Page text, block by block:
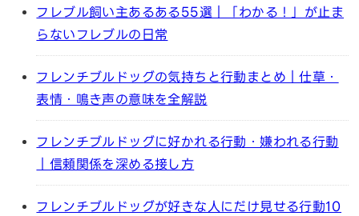
フレブル飼い主あるある55選｜「わかる！」が止ま
らないフレブルの日常
フレンチブルドッグの気持ちと行動まとめ｜仕草・
表情・鳴き声の意味を全解説
フレンチブルドッグに好かれる行動・嫌われる行動
｜信頼関係を深める接し方
フレンチブルドッグが好きな人にだけ見せる行動10